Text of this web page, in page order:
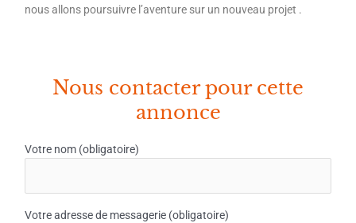
nous allons poursuivre l’aventure sur un nouveau projet .
Nous contacter pour cette
annonce
Votre nom (obligatoire)
Votre adresse de messagerie (obligatoire)